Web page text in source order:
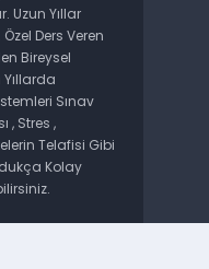
Uzun Yıllar
Ders Veren
Bireysel
Sınav
, Stres ,
Telafisi Gibi
Kolay